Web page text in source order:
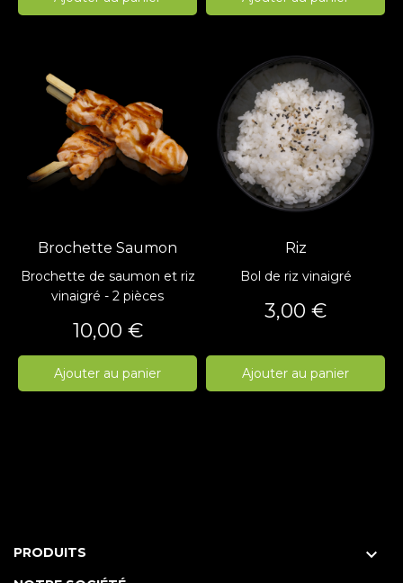
Brochette Saumon
Brochette de saumon et riz
vinaigré - 2 pièces
Prix
10,00 €
Ajouter au panier
Riz
Bol de riz vinaigré
Prix
3,00 €
Ajouter au panier
PRODUITS 